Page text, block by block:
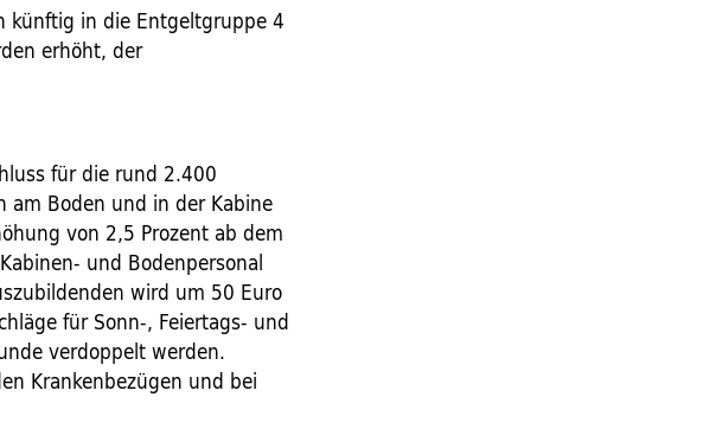
künftig in die Entgeltgruppe 4
erhöht, der
für die rund 2.400
am Boden und in der Kabine
von 2,5 Prozent ab dem
und Bodenpersonal
wird um 50 Euro
für Sonn-, Feiertags- und
verdoppelt werden.
Krankenbezügen und bei